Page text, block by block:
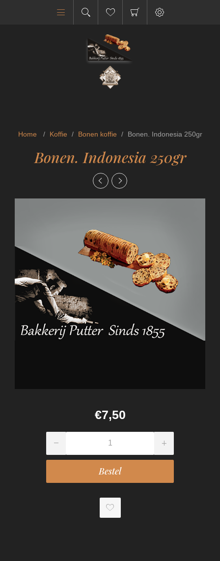
Home / Koffie / Bonen koffie / Bonen. Indonesia 250gr
Bonen. Indonesia 250gr
€7,50